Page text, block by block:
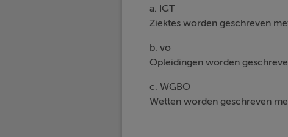
a. IGT
Ziektes worden geschreven
b. vo
Opleidingen worden
c. WGBO
Wetten worden geschreven